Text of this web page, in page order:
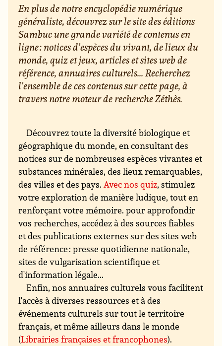
En plus de notre encyclopédie numérique
généraliste, découvrez sur le site des éditions
Sambuc une grande variété de contenus en
ligne : notices d'espèces du vivant, de lieux du
monde, quiz et jeux, articles et sites web de
référence, annuaires culturels... Recherchez
l'ensemble de ces contenus sur cette page, à
travers notre moteur de recherche Zéthès.
Découvrez toute la diversité biologique et
géographique du monde, en consultant des
notices sur de nombreuses espèces vivantes et
substances minérales, des lieux remarquables,
des villes et des pays.Avec nos quiz, stimulez
votre exploration de manière ludique, tout en
renforçant votre mémoire. pour approfondir
vos recherches, accédez à des sources fiables
et des publications externes sur des sites web
de référence : presse quotidienne nationale,
sites de vulgarisation scientifique et
d'information légale...
Enfin, nos annuaires culturels vous facilitent
l'accès à diverses ressources et à des
événements culturels sur tout le territoire
français, et même ailleurs dans le monde
(Librairies françaises et francophones).